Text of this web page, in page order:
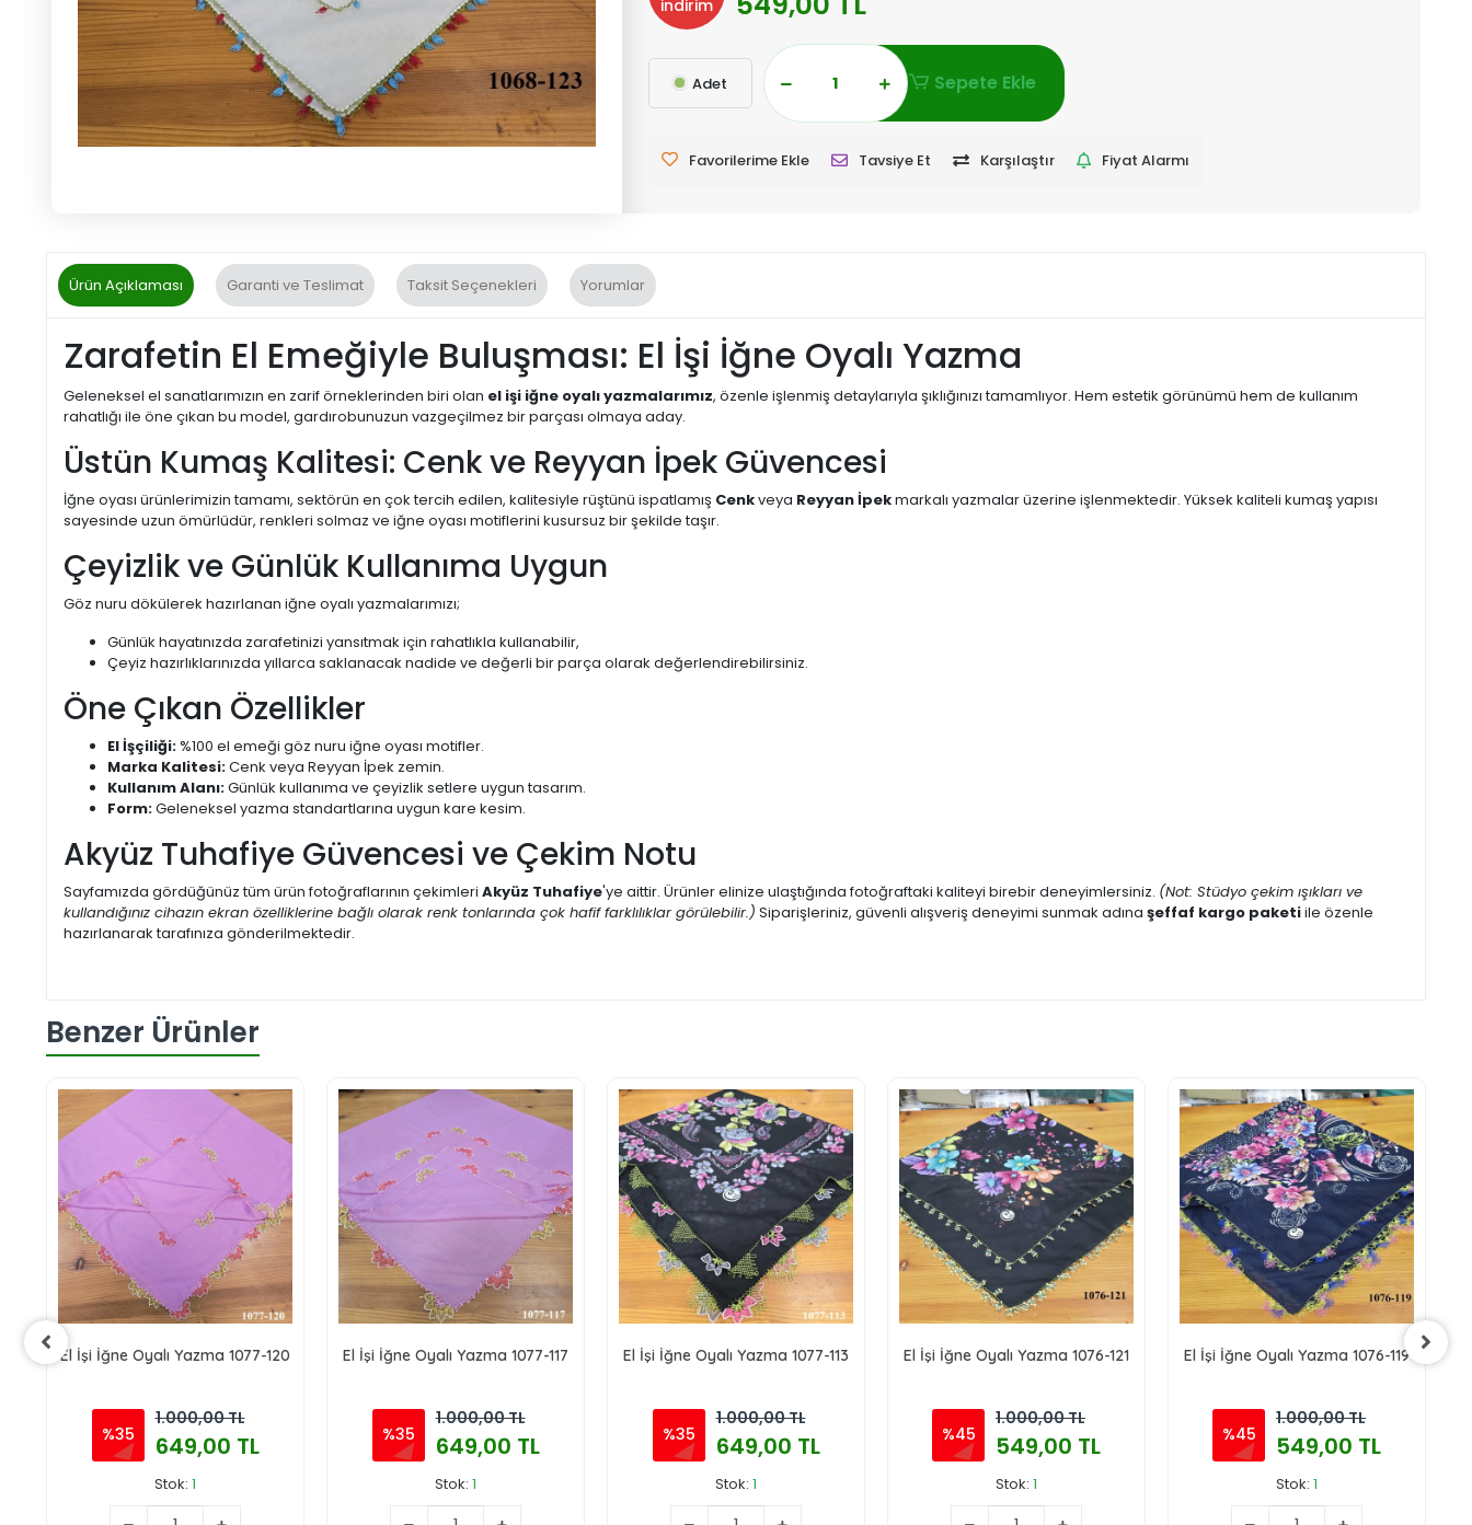
indirim
Adet Sepete Ekle
Favorilerime Ekle Tavsiye Et Karşılaştır Fiyat Alarmı
Ürün Açıklaması Garanti ve Teslimat Taksit Seçenekleri Yorumlar
Zarafetin El Emeğiyle Buluşması: El İşi İğne Oyalı Yazma
Geleneksel el sanatlarımızın en zarif örneklerinden biri olan el işi iğne oyalı yazmalarımız, özenle işlenmiş detaylarıyla şıklığınızı tamamlıyor. Hem estetik görünümü hem de kullanım
rahatlığı ile öne çıkan bu model, gardırobunuzun vazgeçilmez bir parçası olmaya aday.
Üstün Kumaş Kalitesi: Cenk ve Reyyan İpek Güvencesi
İğne oyası ürünlerimizin tamamı, sektörün en çok tercih edilen, kalitesiyle rüştünü ispatlamış Cenkveya Reyyan İpekmarkalı yazmalar üzerine işlenmektedir. Yüksek kaliteli kumaş yapısı
sayesinde uzun ömürlüdür, renkleri solmaz ve iğne oyası motiflerini kusursuz bir şekilde taşır.
Çeyizlik ve Günlük Kullanıma Uygun
Göz nuru dökülerek hazırlanan iğne oyalı yazmalarımızı;
Günlük hayatınızda zarafetinizi yansıtmak için rahatlıkla kullanabilir,
Çeyiz hazırlıklarınızda yıllarca saklanacak nadide ve değerli bir parça olarak değerlendirebilirsiniz.
Öne Çıkan Özellikler
El İşçiliği: %100 el emeği göz nuru iğne oyası motifler.
Marka Kalitesi:Cenk veya Reyyan İpek zemin.
Kullanım Alanı:Günlük kullanıma ve çeyizlik setlere uygun tasarım.
Form:Geleneksel yazma standartlarına uygun kare kesim.
Akyüz Tuhafiye Güvencesi ve Çekim Notu
Sayfamızda gördüğünüz tüm ürün fotoğraflarının çekimleri Akyüz Tuhafiye'ye aittir. Ürünler elinize ulaştığında fotoğraftaki kaliteyi birebir deneyimlersiniz. (Not: Stüdyo çekim ışıkları ve
kullandığınız cihazın ekran özelliklerine bağlı olarak renk tonlarında çok hafif farklılıklar görülebilir.) Siparişleriniz, güvenli alışveriş deneyimi sunmak adına şeffaf kargo paketiile özenle
hazırlanarak tarafınıza gönderilmektedir.
Benzer Ürünler
El İşi İğne Oyalı Yazma 1077-120
%35
1.000,00 TL
649,00 TL
Stok: 1
El İşi İğne Oyalı Yazma 1077-117
%35
1.000,00 TL
649,00 TL
Stok: 1
El İşi İğne Oyalı Yazma 1077-113
%35
1.000,00 TL
649,00 TL
Stok: 1
El İşi İğne Oyalı Yazma 1076-121
%45
1.000,00 TL
549,00 TL
Stok: 1
El İşi İğne Oyalı Yazma 1076-119
%45
1.000,00 TL
549,00 TL
Stok: 1